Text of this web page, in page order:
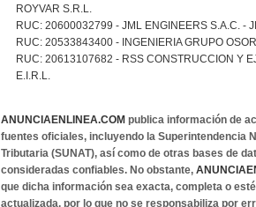
ROYVAR S.R.L.
RUC: 20600032799 - JML ENGINEERS S.A.C. -
RUC: 20533843400 - INGENIERIA GRUPO
RUC: 20613107682 - RSS CONSTRUCCION Y
E.I.R.L.
ANUNCIAENLINEA.COM publica información de
fuentes oficiales, incluyendo la Superintendencia
Tributaria (SUNAT), así como de otras bases de
consideradas confiables. No obstante,
que dicha información sea exacta, completa o
actualizada, por lo que no se responsabiliza por